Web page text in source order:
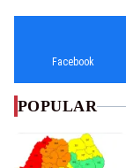
Facebook
POPULAR